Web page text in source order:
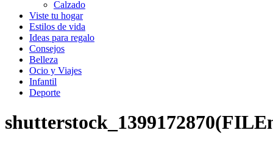
Calzado
Viste tu hogar
Estilos de vida
Ideas para regalo
Consejos
Belleza
Ocio y Viajes
Infantil
Deporte